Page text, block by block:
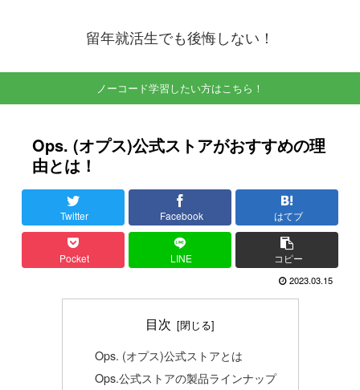
留年就活生でも後悔しない！
ノーコード学習したい方はこちら！
Ops. (オプス)公式ストアがおすすめの理
由とは！
Twitter Facebook はてブ
Pocket LINE コピー
2023.03.15
目次
Ops. (オプス)公式ストアとは
Ops.公式ストアの製品ラインナップ